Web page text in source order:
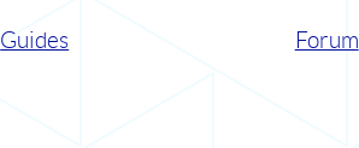
Guides Forum